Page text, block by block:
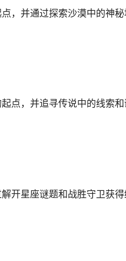
，并通过探索沙漠中的神秘
点，并追寻传说中的线索和
开星座谜题和战胜守卫获得